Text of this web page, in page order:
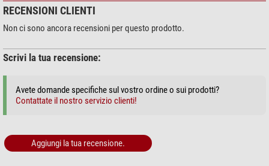
AllSky, Meteore
Autoguida
si
Nebulose e Galassie
si
Dispersion Corrector
$ 169,00*
Spettrografia & Fotometria (1)
100
RECENSIONI CLIENTI
Non ci sono ancora recensioni per questo prodotto.
Scrivi la tua recensione:
Avete domande specifiche sul vostro ordine o sui prodotti?
Contattate il nostro servizio clienti!
Aggiungi la tua recensione.